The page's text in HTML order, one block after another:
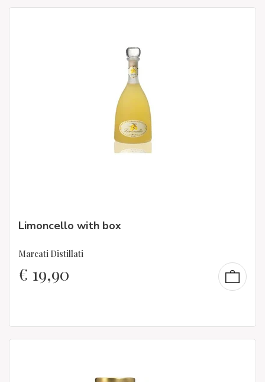
Limoncello with box
Marcati Distillati
€ 19,90